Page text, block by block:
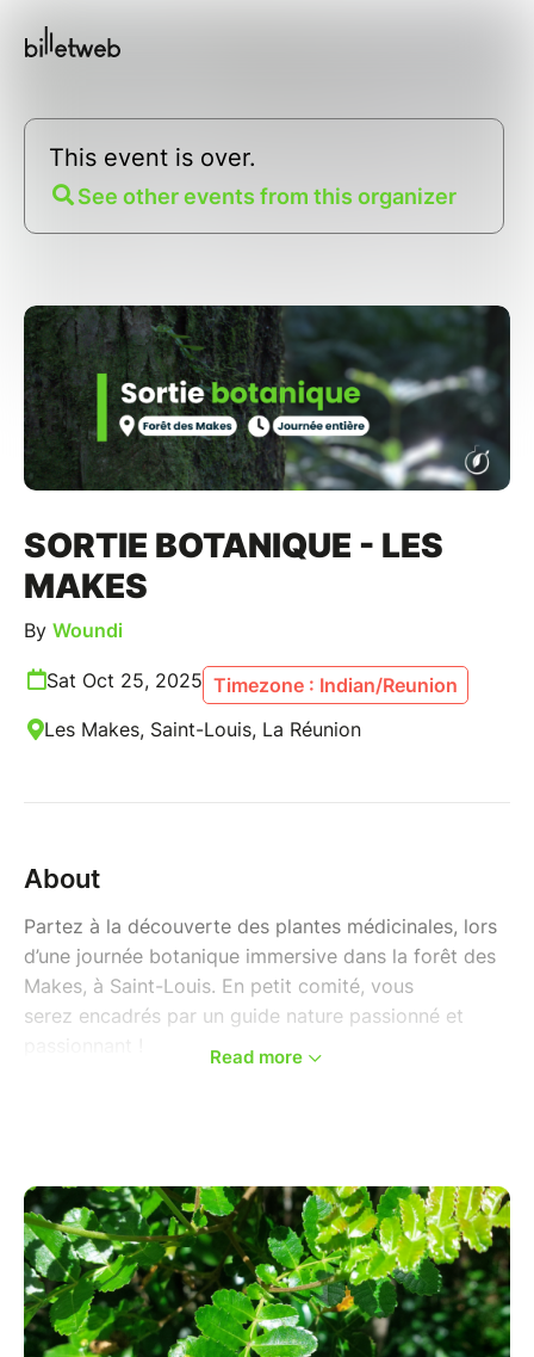
This event is over.
See other events from this organizer
SORTIE BOTANIQUE - LES
MAKES
By Woundi
Sat Oct 25, 2025 Timezone : Indian/Reunion
Les Makes, Saint-Louis, La Réunion
About
Partez à la découverte des plantes médicinales, lors
d’une journée botanique immersive dans la forêt des
Makes, à Saint-Louis. En petit comité, vous
serez encadrés par un guide nature passionné et
Une balade accessible à tous, entre 3 et 5 km, sur un
sentier adapté aux familles et aux scolaires. Votre
guide partagera avec vous ses connaissances
approfondies, ses anecdotes étonnantes sur la flore
locale… le tout dans une ambiance conviviale et
Read more